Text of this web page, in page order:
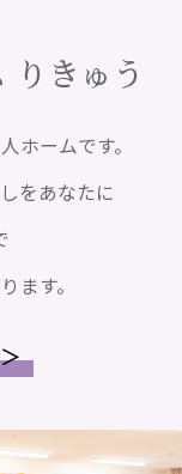
きゅう
ホームです。
をあなたに
ます。